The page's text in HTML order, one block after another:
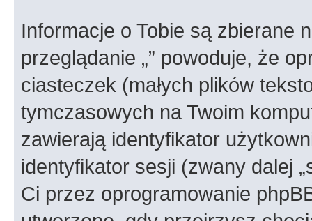
Informacje o Tobie są zbierane
przeglądanie „” powoduje, że
ciasteczek (małych plików
tymczasowych na Twoim
zawierają identyfikator
identyfikator sesji (zwany dalej
Ci przez oprogramowanie